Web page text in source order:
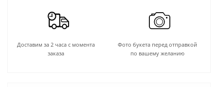
Доставим за 2 часа с момента
заказа
Фото букета перед отправкой
по вашему желанию